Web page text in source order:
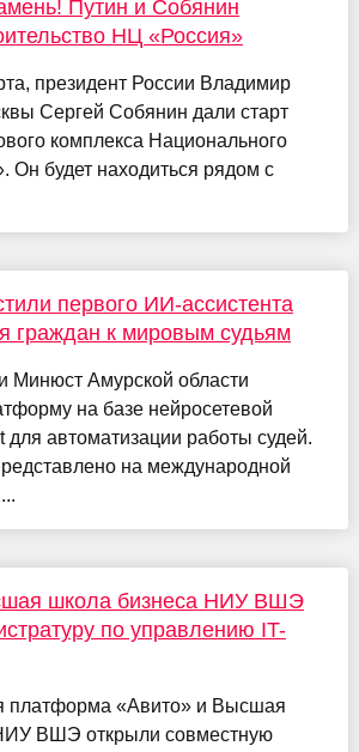
Путин и Собянин
НЦ «Россия»
президент России Владимир
Сергей Собянин дали старт
комплекса Национального
Он будет находиться рядом с
первого ИИ-ассистента
граждан к мировым судьям
Минюст Амурской области
на базе нейросетевой
для автоматизации работы судей.
на международной
школа бизнеса НИУ ВШЭ
по управлению IT-
платформа «Авито» и Высшая
ВШЭ открыли совместную